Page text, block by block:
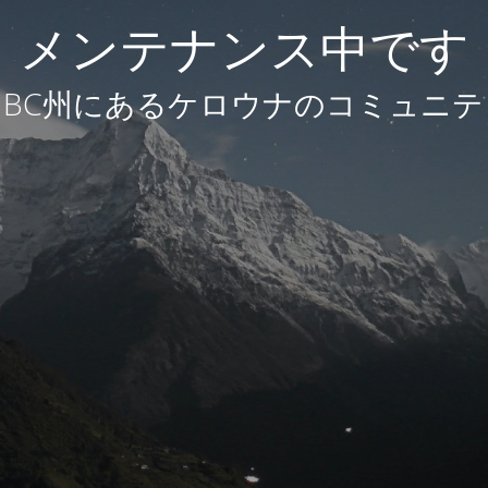
メンテナンス中です
州にあるケロウナのコミュニ